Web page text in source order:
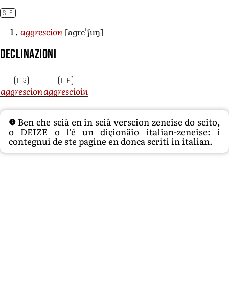
S. F.
aggrescion [aɡreˈʃuŋ]
Declinazioni
F. S F. P
aggrescionaggrescioin
Ben che scià en in sciâ verscion zeneise do scito,
o DEIZE o l’é un diçionäio italian-zeneise: i
contegnui de ste pagine en donca scriti in italian.